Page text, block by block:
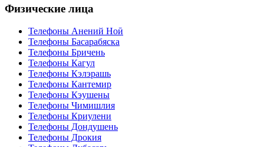
Физические лица
Телефоны Анений Ноӣ
Телефоны Басарабяска
Телефоны Бричень
Телефоны Кагул
Телефоны Кэлэрашь
Телефоны Кантемир
Телефоны Кэушены
Телефоны Чимишлия
Телефоны Криулени
Телефоны Дондушень
Телефоны Дрокия